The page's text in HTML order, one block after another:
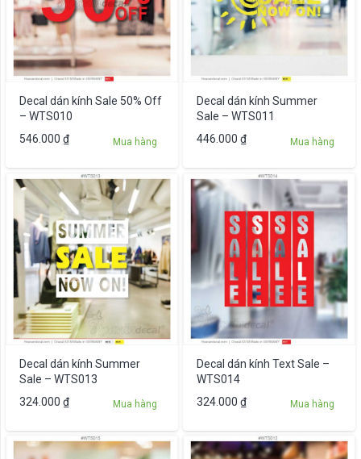
Decal dán kính Sale 50% Off
– WTS010
546.000 ₫ Mua hàng
Decal dán kính Summer
Sale – WTS011
446.000 ₫ Mua hàng
Decal dán kính Summer
Sale – WTS013
324.000 ₫ Mua hàng
Decal dán kính Text Sale –
WTS014
324.000 ₫ Mua hàng